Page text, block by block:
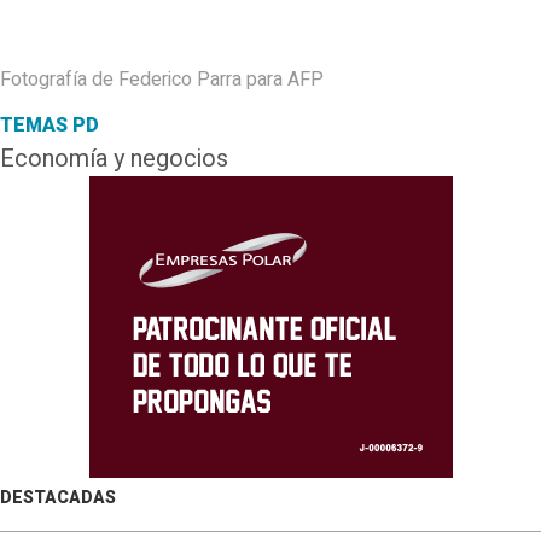
Fotografía de Federico Parra para AFP
TEMAS PD
Economía y negocios
DESTACADAS